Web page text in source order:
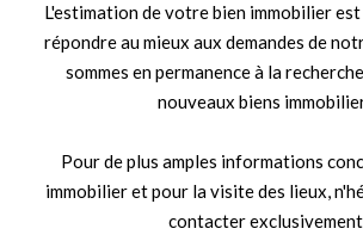
L'estimation de votre bien immobilier
répondre au mieux aux demandes de
sommes en permanence à la
nouveaux biens
Pour de plus amples informations
immobilier et pour la visite des lieux,
contacter